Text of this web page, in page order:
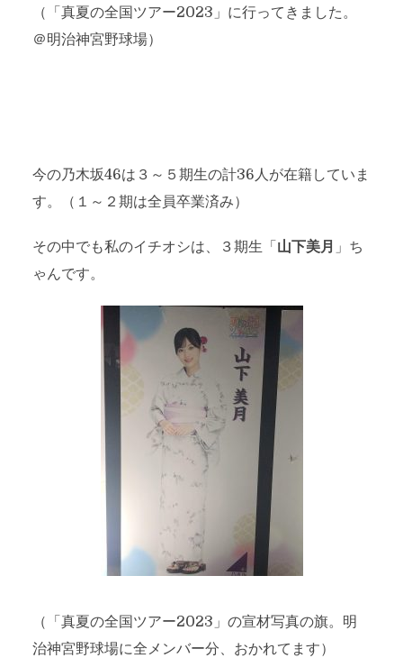
（「真夏の全国ツアー2023」に行ってきました。
＠明治神宮野球場）
今の乃木坂46は３～５期生の計36人が在籍していま
す。（１～２期は全員卒業済み）
その中でも私のイチオシは、３期生「 山下美月 」ち
ゃんです。
（「真夏の全国ツアー2023」の宣材写真の旗。明
治神宮野球場に全メンバー分、おかれてます）